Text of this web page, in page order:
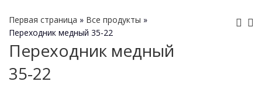
Первая страница » Все продукты »
Переходник медный 35-22
Переходник медный
35-22